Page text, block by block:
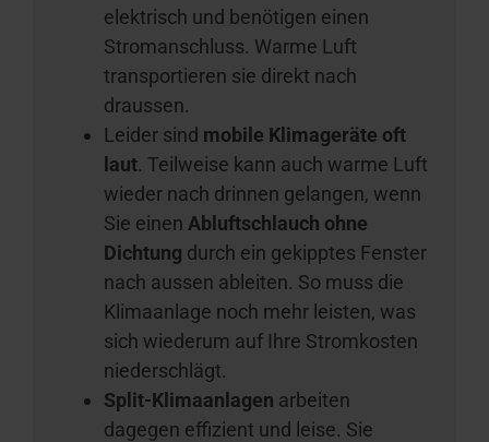
elektrisch und benötigen einen
Stromanschluss. Warme Luft
transportieren sie direkt nach
draussen.
Leider sind mobile Klimageräte oft
laut. Teilweise kann auch warme Luft
wieder nach drinnen gelangen, wenn
Sie einen Abluftschlauch ohne
Dichtung durch ein gekipptes Fenster
nach aussen ableiten. So muss die
Klimaanlage noch mehr leisten, was
sich wiederum auf Ihre Stromkosten
niederschlägt.
Split-Klimaanlagen arbeiten
dagegen effizient und leise. Sie